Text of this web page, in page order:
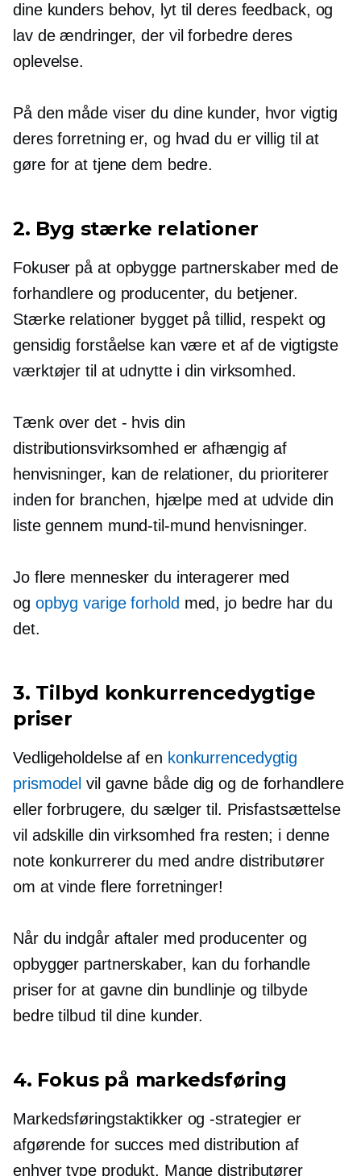
dine kunders behov, lyt til deres feedback, og
lav de ændringer, der vil forbedre deres
oplevelse.
På den måde viser du dine kunder, hvor vigtig
deres forretning er, og hvad du er villig til at
gøre for at tjene dem bedre.
2. Byg stærke relationer
Fokuser på at opbygge partnerskaber med de
forhandlere og producenter, du betjener.
Stærke relationer bygget på tillid, respekt og
gensidig forståelse kan være et af de vigtigste
værktøjer til at udnytte i din virksomhed.
Tænk over det - hvis din
distributionsvirksomhed er afhængig af
henvisninger, kan de relationer, du prioriterer
inden for branchen, hjælpe med at udvide din
liste gennem mund-til-mund henvisninger.
Jo flere mennesker du interagerer med
og opbyg varige forhold med, jo bedre har du
det.
3. Tilbyd konkurrencedygtige
priser
Vedligeholdelse af en konkurrencedygtig
prismodel vil gavne både dig og de forhandlere
eller forbrugere, du sælger til. Prisfastsættelse
vil adskille din virksomhed fra resten; i denne
note konkurrerer du med andre distributører
om at vinde flere forretninger!
Når du indgår aftaler med producenter og
opbygger partnerskaber, kan du forhandle
priser for at gavne din bundlinje og tilbyde
bedre tilbud til dine kunder.
4. Fokus på markedsføring
Markedsføringstaktikker og -strategier er
afgørende for succes med distribution af
enhver type produkt. Mange distributører